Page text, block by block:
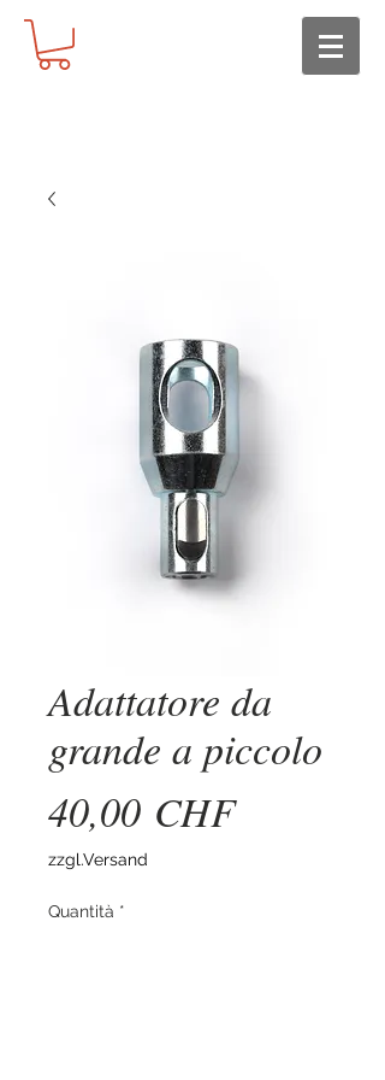
Adattatore da
grande a piccolo
40,00 CHFPrezzo
zzgl.Versand
Quantità *